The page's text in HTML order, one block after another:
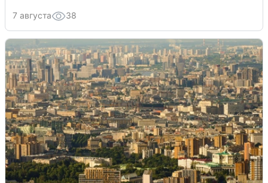
7 августа 38